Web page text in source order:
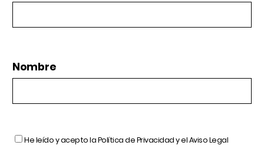
Nombre
He leído y acepto laPolítica de Privacidady elAviso Legal